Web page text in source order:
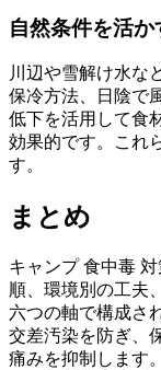
自然条件を活
川辺や雪解け水な
保冷方法、日陰で
低下を活用して食
効果的です。これ
す。
まとめ
キャンプ 食中毒
順、環境別の工夫
六つの軸で構成さ
交差汚染を防ぎ、
痛みを抑制します